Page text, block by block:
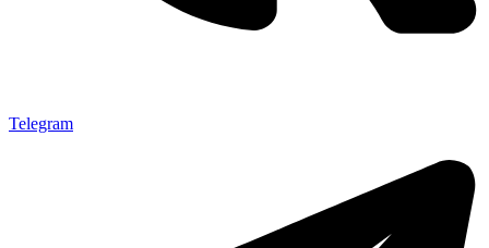
Telegram